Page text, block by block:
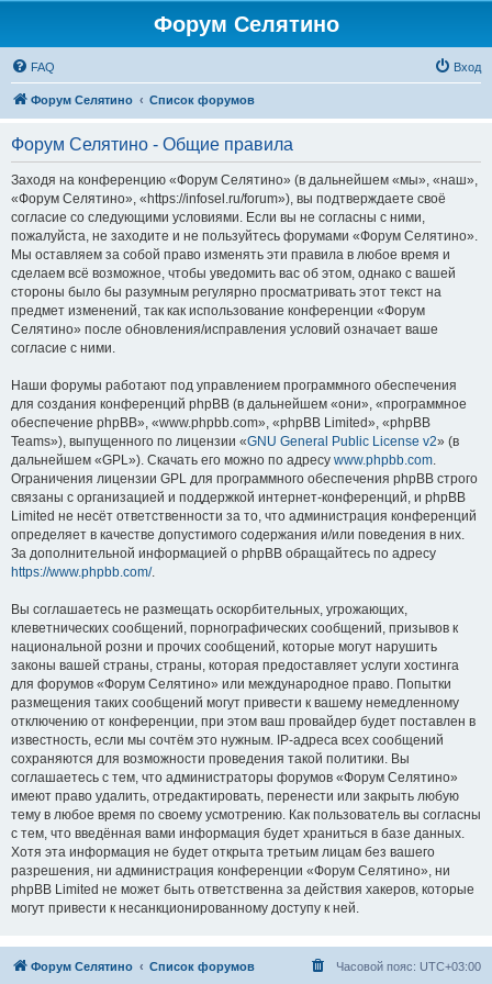
Форум Селятино
FAQ Вход
Форум Селятино Список форумов
Форум Селятино - Общие правила
Заходя на конференцию «Форум Селятино» (в дальнейшем «мы», «наш»,
«Форум Селятино», «https://infosel.ru/forum»), вы подтверждаете своё
согласие со следующими условиями. Если вы не согласны с ними,
пожалуйста, не заходите и не пользуйтесь форумами «Форум Селятино».
Мы оставляем за собой право изменять эти правила в любое время и
сделаем всё возможное, чтобы уведомить вас об этом, однако с вашей
стороны было бы разумным регулярно просматривать этот текст на
предмет изменений, так как использование конференции «Форум
Селятино» после обновления/исправления условий означает ваше
согласие с ними.
Наши форумы работают под управлением программного обеспечения
для создания конференций phpBB (в дальнейшем «они», «программное
обеспечение phpBB», «www.phpbb.com», «phpBB Limited», «phpBB
Teams»), выпущенного по лицензии «GNU General Public License v2» (в
дальнейшем «GPL»). Скачать его можно по адресу www.phpbb.com.
Ограничения лицензии GPL для программного обеспечения phpBB строго
связаны с организацией и поддержкой интернет-конференций, и phpBB
Limited не несёт ответственности за то, что администрация конференций
определяет в качестве допустимого содержания и/или поведения в них.
За дополнительной информацией о phpBB обращайтесь по адресу
https://www.phpbb.com/.
Вы соглашаетесь не размещать оскорбительных, угрожающих,
клеветнических сообщений, порнографических сообщений, призывов к
национальной розни и прочих сообщений, которые могут нарушить
законы вашей страны, страны, которая предоставляет услуги хостинга
для форумов «Форум Селятино» или международное право. Попытки
размещения таких сообщений могут привести к вашему немедленному
отключению от конференции, при этом ваш провайдер будет поставлен в
известность, если мы сочтём это нужным. IP-адреса всех сообщений
сохраняются для возможности проведения такой политики. Вы
соглашаетесь с тем, что администраторы форумов «Форум Селятино»
имеют право удалить, отредактировать, перенести или закрыть любую
тему в любое время по своему усмотрению. Как пользователь вы согласны
с тем, что введённая вами информация будет храниться в базе данных.
Хотя эта информация не будет открыта третьим лицам без вашего
разрешения, ни администрация конференции «Форум Селятино», ни
phpBB Limited не может быть ответственна за действия хакеров, которые
могут привести к несанкционированному доступу к ней.
Форум Селятино Список форумов Часовой пояс: UTC+03:00